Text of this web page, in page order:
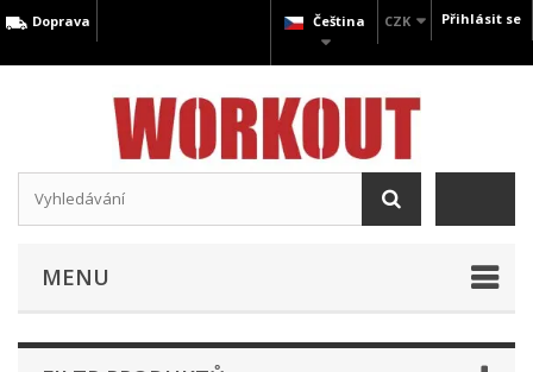
Přihlásit se
CZK
Čeština
Doprava
MENU